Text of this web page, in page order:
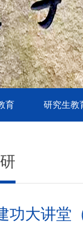
育 研究生教
功大讲堂